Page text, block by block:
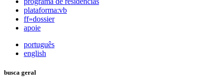
plataforma:vb
ff»dossier
apoie
português
english
busca geral